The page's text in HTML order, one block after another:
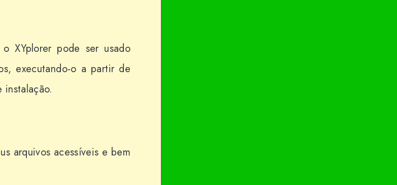
o XYplorer pode ser usado
executando-o a partir de
instalação.
arquivos acessíveis e bem